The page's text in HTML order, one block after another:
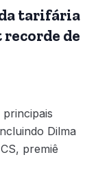
tarifária
de
Dilma
premiê